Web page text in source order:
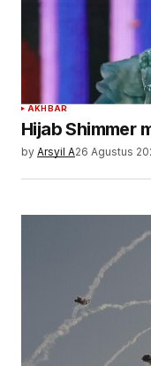
AKHBAR
Hijab Shimmer
by Arsyil A26 Agustus